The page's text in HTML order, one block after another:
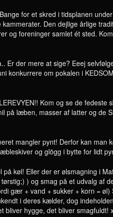
for et skred i tidsplanen
Den dejlige årlige
og foreninger samlet ét sted.
Er der mere at sige? Eeej
konkurrere om pokalen i
Kom og se de fedeste
på læben, masser af latter og de
mangler pynt! Derfor kan man
og glögg i bytte for lidt
på køl! Eller der er ølsmagning i
) og smag på et udvalg af
gær + vand + sukker + korn = øl)
i deres kælder, dog
bliver hygge, det bliver smagfuldt!